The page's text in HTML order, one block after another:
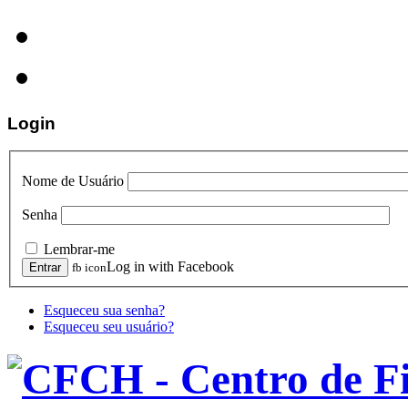
Login
Nome de Usuário
Senha
Lembrar-me
fb iconLog in with Facebook
Esqueceu sua senha?
Esqueceu seu usuário?